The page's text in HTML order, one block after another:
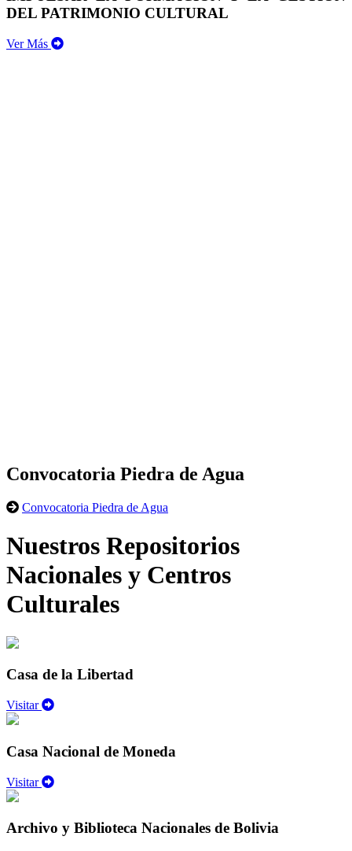
DEL PATRIMONIO CULTURAL
Ver Más
Convocatoria Piedra de Agua
Convocatoria Piedra de Agua
Nuestros Repositorios
Nacionales y Centros
Culturales
Casa de la Libertad
Visitar
Casa Nacional de Moneda
Visitar
Archivo y Biblioteca Nacionales de Bolivia